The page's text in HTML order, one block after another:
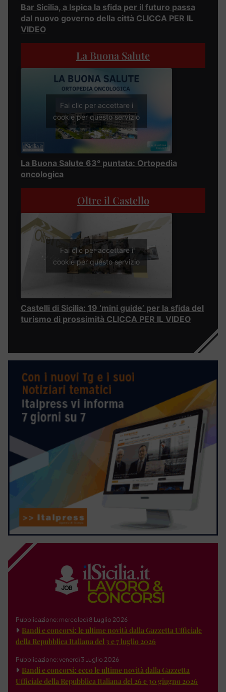
Bar Sicilia, a Ispica la sfida per il futuro passa
dal nuovo governo della città CLICCA PER IL
VIDEO
La Buona Salute
Fai clic per accettare i
cookie per questo servizio
La Buona Salute 63° puntata: Ortopedia
oncologica
Oltre il Castello
Fai clic per accettare i
cookie per questo servizio
Castelli di Sicilia: 19 ‘mini guide’ per la sfida del
turismo di prossimità CLICCA PER IL VIDEO
Pubblicazione: mercoledì 8 Luglio 2026
Bandi e concorsi: le ultime novità dalla Gazzetta Ufficiale
della Repubblica Italiana del 3 e 7 luglio 2026
Pubblicazione: venerdì 3 Luglio 2026
Bandi e concorsi: ecco le ultime novità dalla Gazzetta
Ufficiale della Repubblica Italiana del 26 e 30 giugno 2026